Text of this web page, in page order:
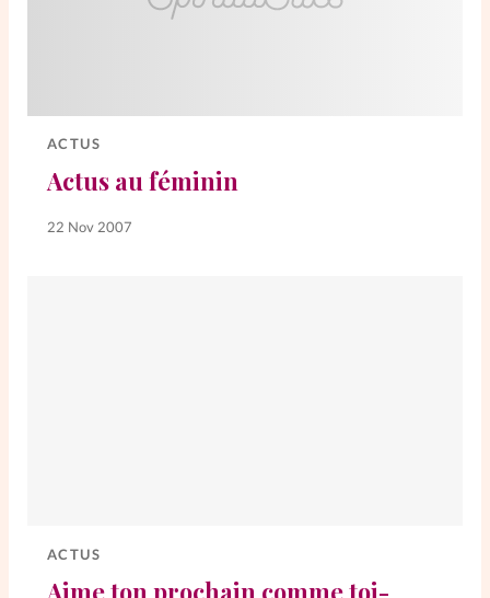
ACTUS
Actus au féminin
22 Nov 2007
ACTUS
Aime ton prochain comme toi-